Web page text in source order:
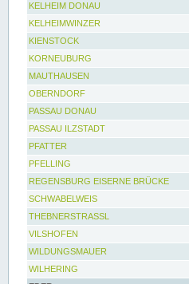
KELHEIM DONAU
KELHEIMWINZER
KIENSTOCK
KORNEUBURG
MAUTHAUSEN
OBERNDORF
PASSAU DONAU
PASSAU ILZSTADT
PFATTER
PFELLING
REGENSBURG EISERNE BRÜCKE
SCHWABELWEIS
THEBNERSTRASSL
VILSHOFEN
WILDUNGSMAUER
WILHERING